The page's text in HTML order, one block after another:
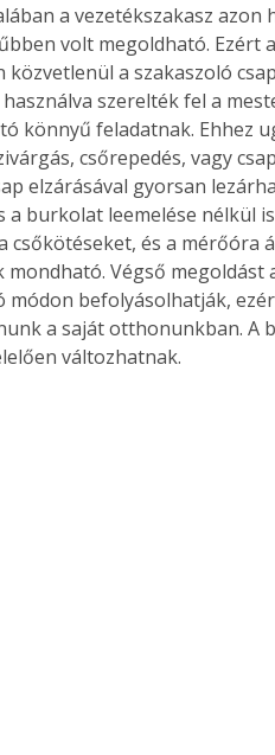
a vezetékszakasz
volt megoldható. Ezért
közvetlenül a szakaszoló
szerelték fel a
könnyű feladatnak. Ehhez
csőrepedés, vagy
elzárásával gyorsan
a burkolat leemelése nélkül
csőkötéseket, és a
mondható. Végső
módon befolyásolhatják,
a saját otthonunkban.
változhatnak.